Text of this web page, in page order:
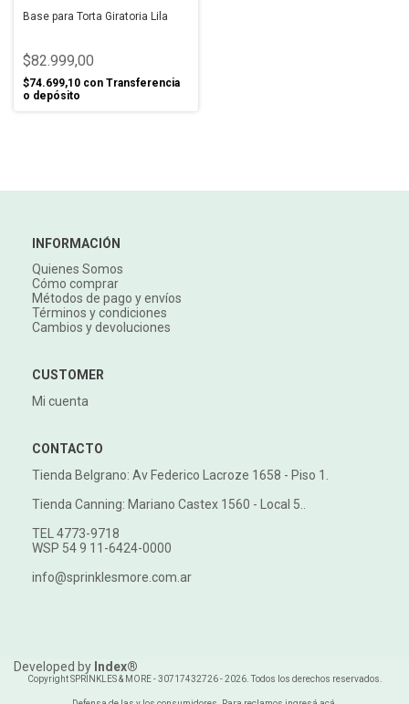
Base para Torta Giratoria Lila
$82.999,00
$74.699,10 con Transferencia
o depósito
INFORMACIÓN
Quienes Somos
Cómo comprar
Métodos de pago y envíos
Términos y condiciones
Cambios y devoluciones
CUSTOMER
Mi cuenta
CONTACTO
Tienda Belgrano: Av Federico Lacroze 1658 - Piso 1.
Tienda Canning: Mariano Castex 1560 - Local 5..
TEL 4773-9718
WSP 54 9 11-6424-0000
info@sprinklesmore.com.ar
Developed by Index®
Copyright SPRINKLES & MORE - 30717432726 - 2026. Todos los derechos reservados.